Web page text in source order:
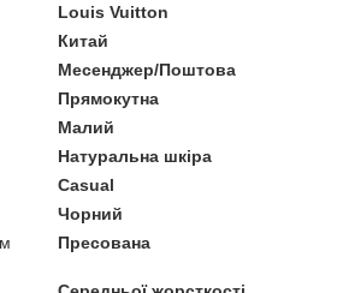
Louis Vuitton
Китай
Месенджер/Поштова
Прямокутна
Малий
Натуральна шкіра
Casual
Чорний
Пресована